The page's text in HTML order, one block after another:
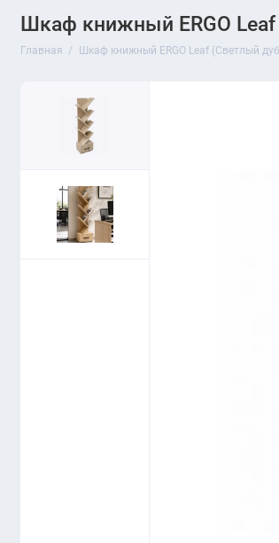
Шкаф книжный ERGO
Главная Шкаф книжный ERGO Leaf (Светлый